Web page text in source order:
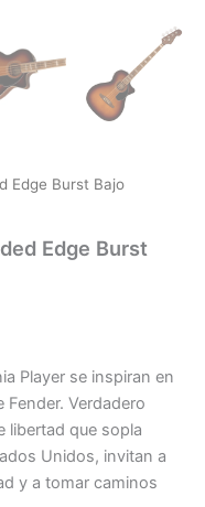
Edge Burst Bajo
Edge Burst
Player se inspiran en
Verdadero
libertad que sopla
Unidos, invitan a
y a tomar caminos